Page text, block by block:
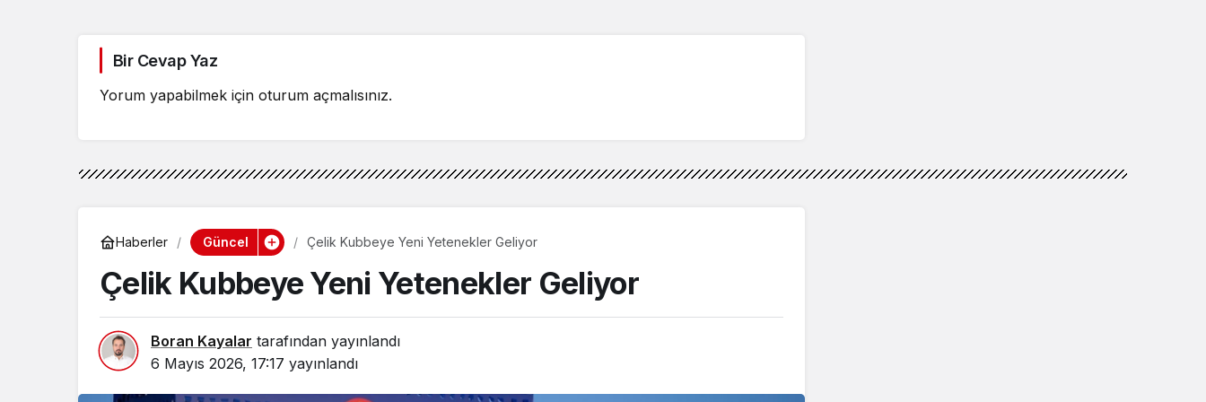
Bir Cevap Yaz
Yorum yapabilmek için oturum açmalısınız.
Haberler Güncel Çelik Kubbeye Yeni Yetenekler Geliyor
Çelik Kubbeye Yeni Yetenekler Geliyor
Boran Kayalar tarafından yayınlandı
6 Mayıs 2026, 17:17 yayınlandı